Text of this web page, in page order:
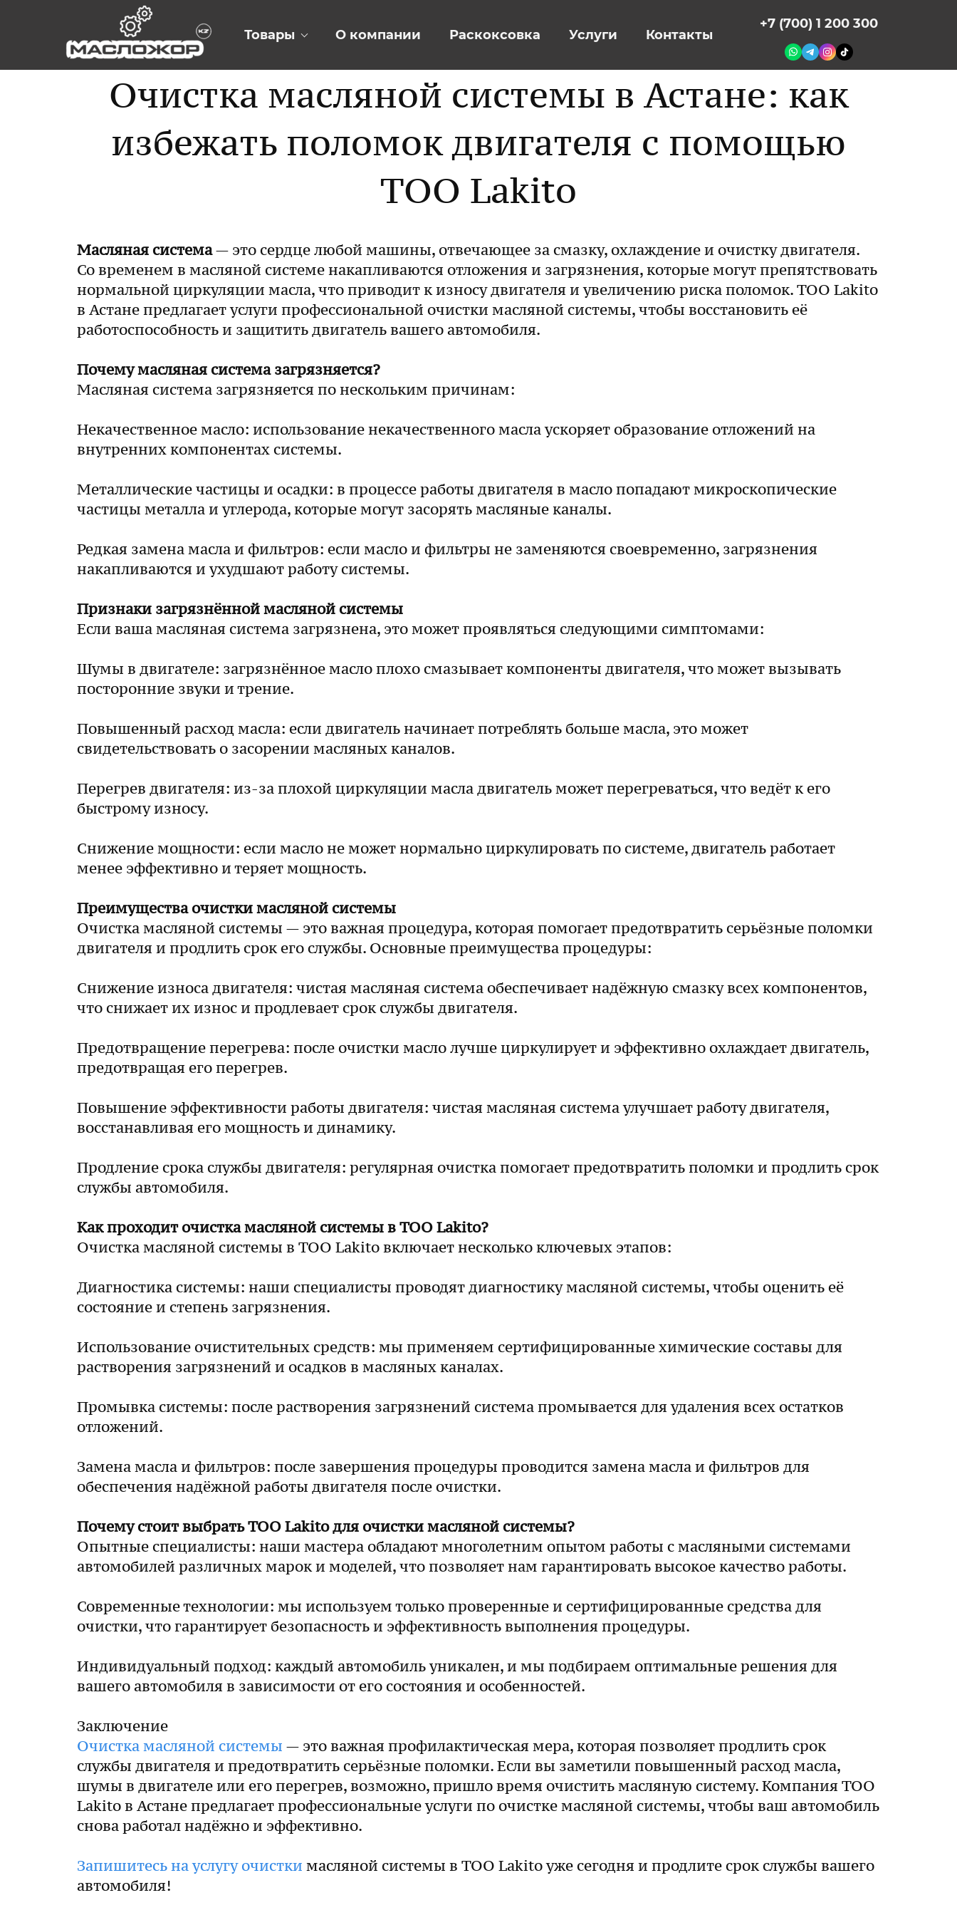
Товары О компании Раскоксовка Услуги Контакты
+7 (700) 1 200 300
Очистка масляной системы в Астане: как
избежать поломок двигателя с помощью
ТОО Lakito
Масляная система— это сердце любой машины, отвечающее за смазку, охлаждение и очистку двигателя.
Со временем в масляной системе накапливаются отложения и загрязнения, которые могут препятствовать
нормальной циркуляции масла, что приводит к износу двигателя и увеличению риска поломок. ТОО Lakito
в Астане предлагает услуги профессиональной очистки масляной системы, чтобы восстановить её
работоспособность и защитить двигатель вашего автомобиля.
Почему масляная система загрязняется?
Масляная система загрязняется по нескольким причинам:
Некачественное масло: использование некачественного масла ускоряет образование отложений на
внутренних компонентах системы.
Металлические частицы и осадки: в процессе работы двигателя в масло попадают микроскопические
частицы металла и углерода, которые могут засорять масляные каналы.
Редкая замена масла и фильтров: если масло и фильтры не заменяются своевременно, загрязнения
накапливаются и ухудшают работу системы.
Признаки загрязнённой масляной системы
Если ваша масляная система загрязнена, это может проявляться следующими симптомами:
Шумы в двигателе: загрязнённое масло плохо смазывает компоненты двигателя, что может вызывать
посторонние звуки и трение.
Повышенный расход масла: если двигатель начинает потреблять больше масла, это может
свидетельствовать о засорении масляных каналов.
Перегрев двигателя: из-за плохой циркуляции масла двигатель может перегреваться, что ведёт к его
быстрому износу.
Снижение мощности: если масло не может нормально циркулировать по системе, двигатель работает
менее эффективно и теряет мощность.
Преимущества очистки масляной системы
Очистка масляной системы — это важная процедура, которая помогает предотвратить серьёзные поломки
двигателя и продлить срок его службы. Основные преимущества процедуры:
Снижение износа двигателя: чистая масляная система обеспечивает надёжную смазку всех компонентов,
что снижает их износ и продлевает срок службы двигателя.
Предотвращение перегрева: после очистки масло лучше циркулирует и эффективно охлаждает двигатель,
предотвращая его перегрев.
Повышение эффективности работы двигателя: чистая масляная система улучшает работу двигателя,
восстанавливая его мощность и динамику.
Продление срока службы двигателя: регулярная очистка помогает предотвратить поломки и продлить срок
службы автомобиля.
Как проходит очистка масляной системы в ТОО Lakito?
Очистка масляной системы в ТОО Lakito включает несколько ключевых этапов:
Диагностика системы: наши специалисты проводят диагностику масляной системы, чтобы оценить её
состояние и степень загрязнения.
Использование очистительных средств: мы применяем сертифицированные химические составы для
растворения загрязнений и осадков в масляных каналах.
Промывка системы: после растворения загрязнений система промывается для удаления всех остатков
отложений.
Замена масла и фильтров: после завершения процедуры проводится замена масла и фильтров для
обеспечения надёжной работы двигателя после очистки.
Почему стоит выбрать ТОО Lakito для очистки масляной системы?
Опытные специалисты: наши мастера обладают многолетним опытом работы с масляными системами
автомобилей различных марок и моделей, что позволяет нам гарантировать высокое качество работы.
Современные технологии: мы используем только проверенные и сертифицированные средства для
очистки, что гарантирует безопасность и эффективность выполнения процедуры.
Индивидуальный подход: каждый автомобиль уникален, и мы подбираем оптимальные решения для
вашего автомобиля в зависимости от его состояния и особенностей.
Заключение
Очистка масляной системы — это важная профилактическая мера, которая позволяет продлить срок
службы двигателя и предотвратить серьёзные поломки. Если вы заметили повышенный расход масла,
шумы в двигателе или его перегрев, возможно, пришло время очистить масляную систему. Компания ТОО
Lakito в Астане предлагает профессиональные услуги по очистке масляной системы, чтобы ваш автомобиль
снова работал надёжно и эффективно.
Запишитесь на услугу очистки масляной системы в ТОО Lakito уже сегодня и продлите срок службы вашего
автомобиля!